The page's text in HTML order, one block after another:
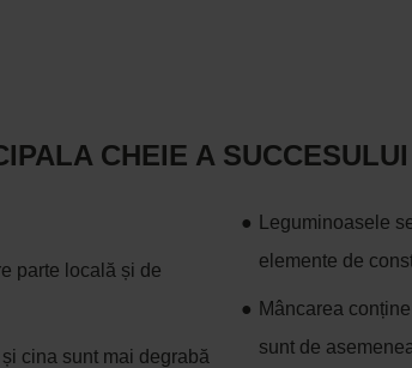
CHEIE A SUCCESULUI
parte locală și de
cina sunt mai degrabă
Leguminoasele
elemente de
Mâncarea
sunt de